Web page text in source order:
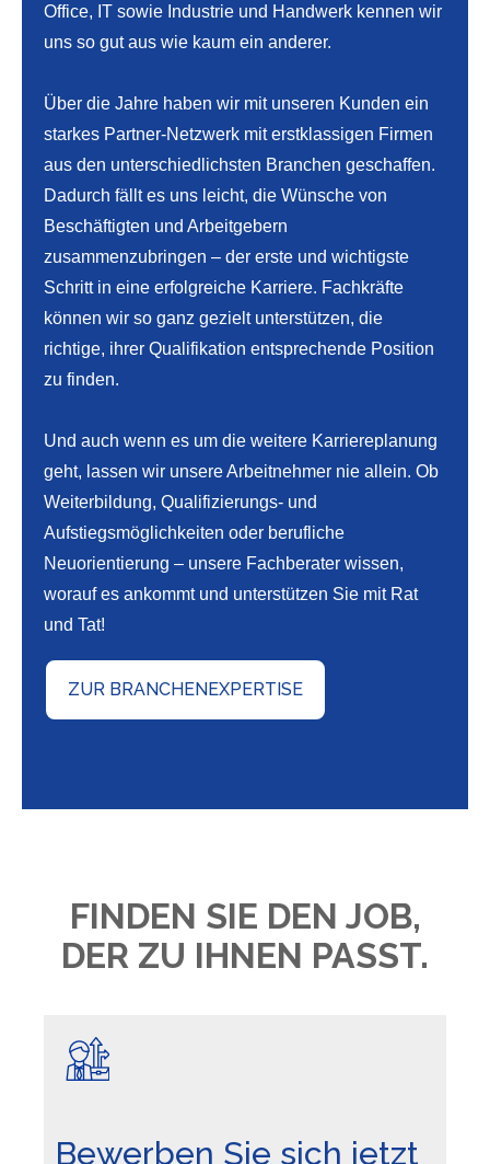
Office, IT sowie Industrie und Handwerk kennen wir
uns so gut aus wie kaum ein anderer.
Über die Jahre haben wir mit unseren Kunden ein
starkes Partner-Netzwerk mit erstklassigen Firmen
aus den unterschiedlichsten Branchen geschaffen.
Dadurch fällt es uns leicht, die Wünsche von
Beschäftigten und Arbeitgebern
zusammenzubringen – der erste und wichtigste
Schritt in eine erfolgreiche Karriere. Fachkräfte
können wir so ganz gezielt unterstützen, die
richtige, ihrer Qualifikation entsprechende Position
zu finden.
Und auch wenn es um die weitere Karriereplanung
geht, lassen wir unsere Arbeitnehmer nie allein. Ob
Weiterbildung, Qualifizierungs- und
Aufstiegsmöglichkeiten oder berufliche
Neuorientierung – unsere Fachberater wissen,
worauf es ankommt und unterstützen Sie mit Rat
und Tat!
ZUR BRANCHENEXPERTISE
FINDEN SIE DEN JOB,
DER ZU IHNEN PASST.
Bewerben Sie sich jetzt